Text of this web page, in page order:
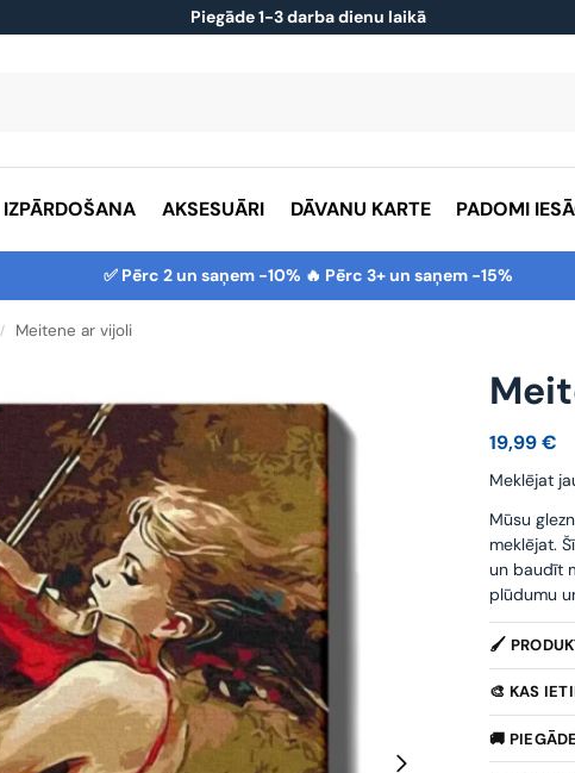
Piegāde 1-3 darba dienu laikā
IZPĀRDOŠANA AKSESUĀRI DĀVANU KARTE PADOMI
✅ Pērc 2 un saņem -10% 🔥 Pērc 3+ un saņem -15%
/ Meitene ar vijoli
19,99€
Meklējat
Mūsu
meklējat.
un baudīt
plūdumu
🖌️
🎨 KAS
🚚